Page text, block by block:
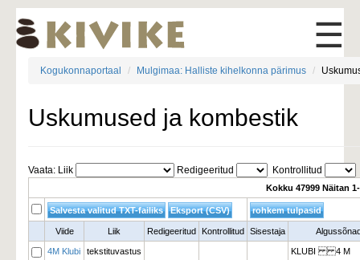
☰
Kogukonnaportaal Mulgimaa: Halliste kihelkonna pärimus
Uskumused ja kombestik
Vaata: Liik Redigeeritud Kontrollitud
Kokku 47999 Näitan
Viide Liik Redigeeritud Kontrollitud Sisestaja
4M Klubi
tekstituvastus
KLUBI 4 M